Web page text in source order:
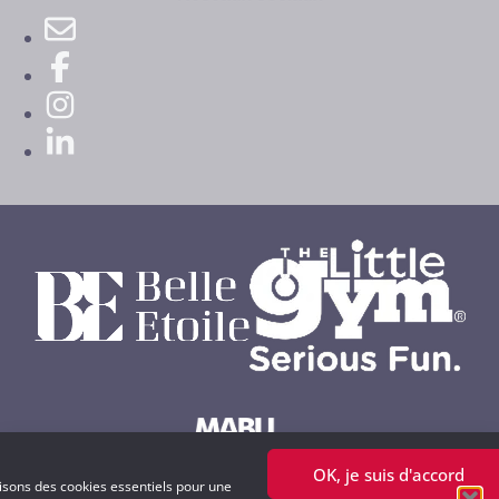
des cookies essentiels pour une
OK, je suis d'accord
Powered by MABU Concepts S.A.